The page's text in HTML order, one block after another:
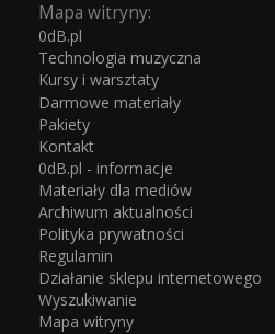
Mapa witryny:
0dB.pl
Technologia muzyczna
Kursy i warsztaty
Darmowe materiały
Pakiety
Kontakt
0dB.pl - informacje
Materiały dla mediów
Archiwum aktualności
Polityka prywatności
Regulamin
Działanie sklepu internetowego
Wyszukiwanie
Mapa witryny